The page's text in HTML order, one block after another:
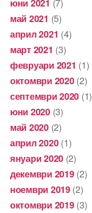
юни 2021 (7)
май 2021 (5)
април 2021 (4)
март 2021 (3)
февруари 2021 (1)
октомври 2020(2)
септември 2020 (1)
юни 2020(3)
май 2020(2)
април 2020(1)
януари 2020 (2)
декември 2019(2)
ноември 2019(2)
октомври 2019(3)